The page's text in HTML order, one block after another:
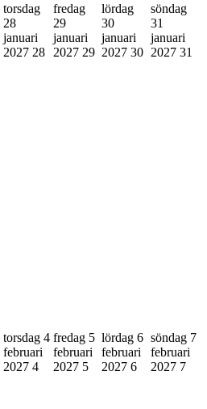
torsdag
28
januari
2027 28
fredag
29
januari
2027 29
lördag
30
januari
2027 30
söndag
31
januari
2027 31
torsdag 4
februari
2027 4
fredag 5
februari
2027 5
lördag 6
februari
2027 6
söndag 7
februari
2027 7